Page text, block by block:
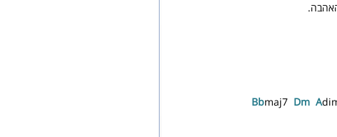
maj7 Dm A